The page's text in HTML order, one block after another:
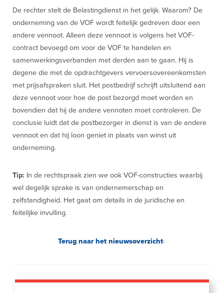
De rechter stelt de Belastingdienst in het gelijk. Waarom? De
onderneming van de VOF wordt feitelijk gedreven door een
andere vennoot. Alleen deze vennoot is volgens het VOF-
contract bevoegd om voor de VOF te handelen en
samenwerkingsverbanden met derden aan te gaan. Hij is
degene die met de opdrachtgevers vervoersovereenkomsten
met prijsafspraken sluit. Het postbedrijf schrijft uitsluitend aan
deze vennoot voor hoe de post bezorgd moet worden en
bovendien dat hij de andere vennoten moet controleren. De
conclusie luidt dat de postbezorger in dienst is van de andere
vennoot en dat hij loon geniet in plaats van winst uit
onderneming.
Tip: In de rechtspraak zien we ook VOF-constructies waarbij
wel degelijk sprake is van ondernemerschap en
zelfstandigheid. Het gaat om details in de juridische en
feitelijke invulling.
Terug naar het nieuwsoverzicht